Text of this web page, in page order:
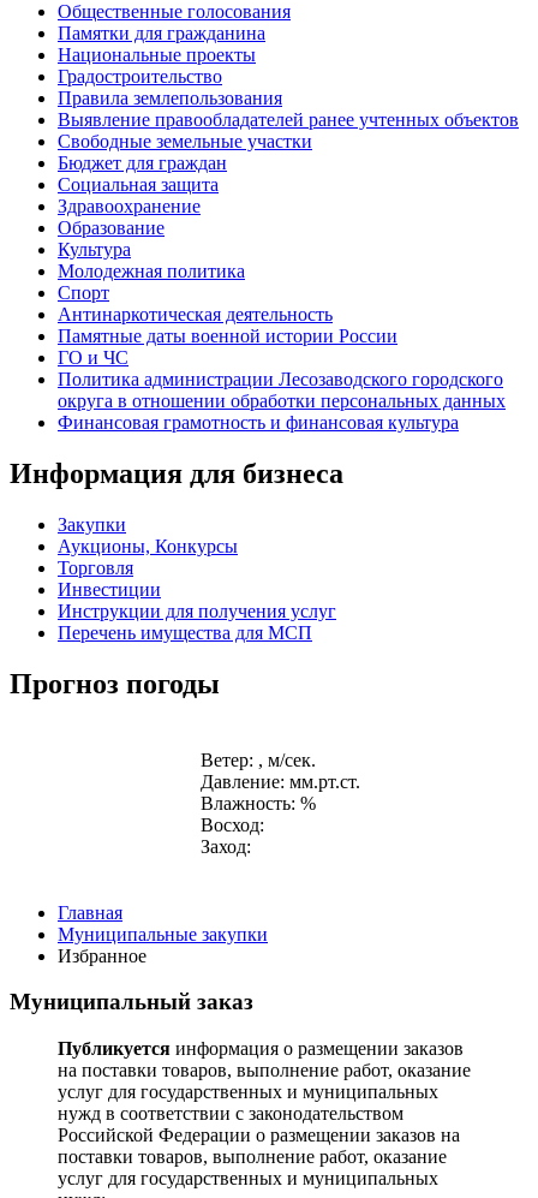
Общественные голосования
Памятки для гражданина
Национальные проекты
Градостроительство
Правила землепользования
Выявление правообладателей ранее учтенных объектов
Свободные земельные участки
Бюджет для граждан
Социальная защита
Здравоохранение
Образование
Культура
Молодежная политика
Спорт
Антинаркотическая деятельность
Памятные даты военной истории России
ГО и ЧС
Политика администрации Лесозаводского городского
округа в отношении обработки персональных данных
Финансовая грамотность и финансовая культура
Информация для бизнеса
Закупки
Аукционы, Конкурсы
Торговля
Инвестиции
Инструкции для получения услуг
Перечень имущества для МСП
Прогноз погоды
Ветер: , м/сек.
Давление: мм.рт.ст.
Влажность: %
Восход:
Заход:
Главная
Муниципальные закупки
Избранное
Муниципальный заказ
Публикуется информация о размещении заказов
на поставки товаров, выполнение работ, оказание
услуг для государственных и муниципальных
нужд в соответствии с законодательством
Российской Федерации о размещении заказов на
поставки товаров, выполнение работ, оказание
услуг для государственных и муниципальных